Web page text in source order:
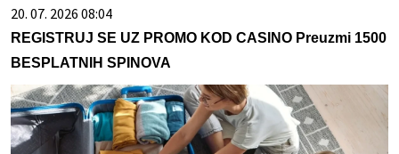
20. 07. 2026 08:04
REGISTRUJ SE UZ PROMO KOD CASINO Preuzmi 1500
BESPLATNIH SPINOVA